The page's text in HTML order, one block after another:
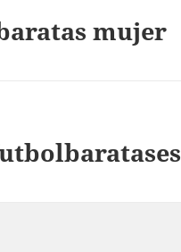
mujer